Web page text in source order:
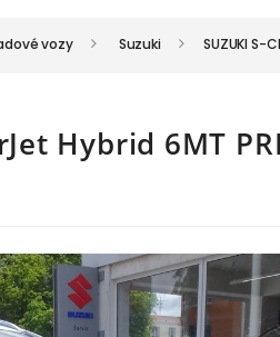
vozy Suzuki SUZUKI S-
Hybrid 6MT